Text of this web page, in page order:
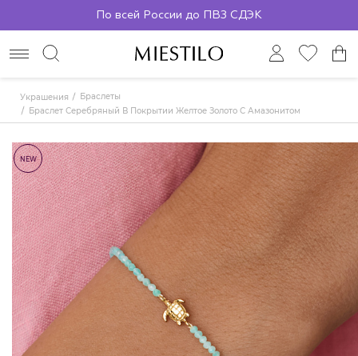
По всей России до ПВЗ СДЭК
Украшения
Браслеты
Браслет Серебряный В Покрытии Желтое Золото С Амазонитом И Черепахой
NEW